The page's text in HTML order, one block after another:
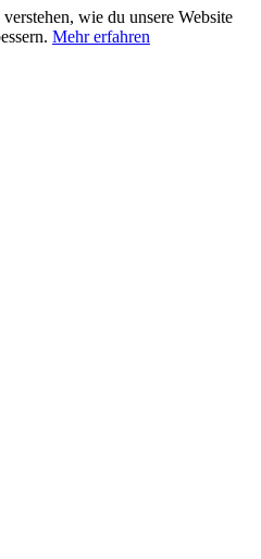
wie du unsere Website
Mehr erfahren